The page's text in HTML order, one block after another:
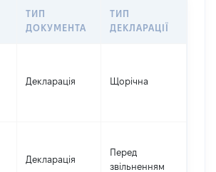
ТИП
ДОКУМЕНТА
ТИП
ДЕКЛАРАЦІЇ
Декларація Щорічна
Декларація
Перед
звільненням